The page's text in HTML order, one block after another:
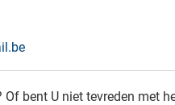
bent U niet tevreden met